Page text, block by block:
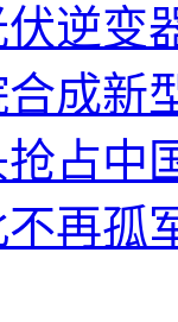
伏逆
成新
占中
再孤